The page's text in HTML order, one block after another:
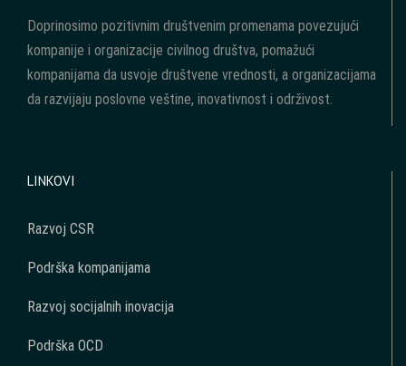
Doprinosimo pozitivnim društvenim promenama povezujući
kompanije i organizacije civilnog društva, pomažući
kompanijama da usvoje društvene vrednosti, a organizacijama
da razvijaju poslovne veštine, inovativnost i održivost.
LINKOVI
Razvoj CSR
Podrška kompanijama
Razvoj socijalnih inovacija
Podrška OCD